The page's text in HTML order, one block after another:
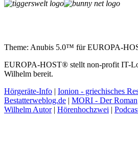
Theme: Anubis 5.0™ für EUROPA-
EUROPA-HOST® stellt non-profit IT-
Wilhelm bereit.
Hörgeräte-Info | Ionion - griechisches
Bestatterweblog.de | MORI - Der Roman
Wilhelm Autor| Hörenhochzwei |